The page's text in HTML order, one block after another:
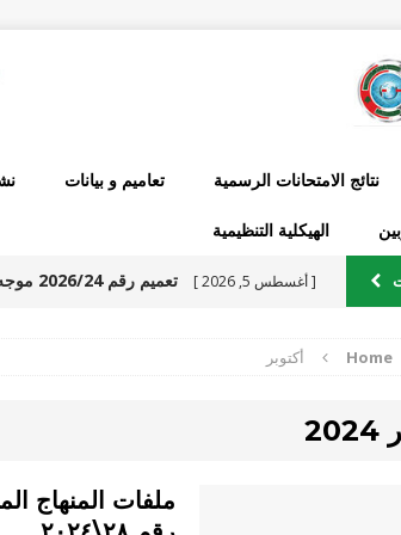
نتائج الامتحانات الرسمية تعاميم و بيانات
الهيكلية التنظيمية
[ أغسطس 5, 2026 ] تعميم
2026 ومن ضمنها التدريب الصيفي
والمدارس الفنية الرسمية في المديرية العامة
Home أكتوبر
ملفات المنهاج